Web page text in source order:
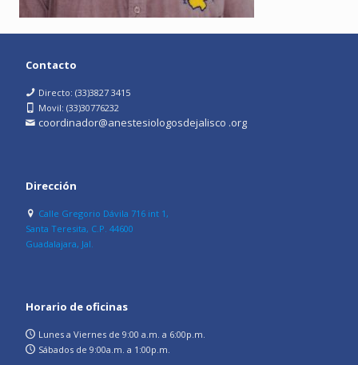
Contacto
Directo: (33)3827 3415
Movil: (33)30776232
coordinador@anestesiologosdejalisco .org
Dirección
Calle Gregorio Dávila 716 int 1,
Santa Teresita, C.P. 44600
Guadalajara, Jal.
Horario de oficinas
Lunes a Viernes de 9:00 a.m. a 6:00p.m.
Sábados de 9:00a.m. a 1:00p.m.